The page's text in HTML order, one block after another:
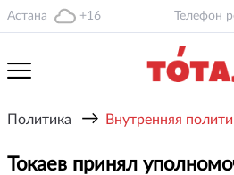
Астана +16 Телефон
Политика → Внутренняя
Токаев принял